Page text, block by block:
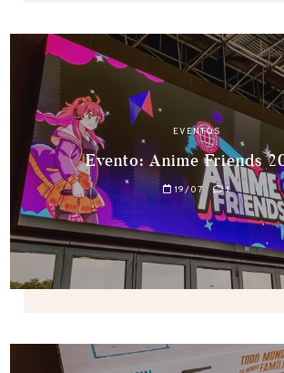
EVENTOS
Evento: Anime Friends
19/07 1